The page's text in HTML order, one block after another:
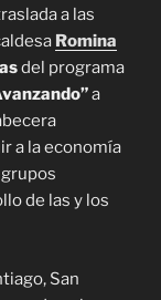
a las
Romina
del programa
a
a la economía
de las y los
San